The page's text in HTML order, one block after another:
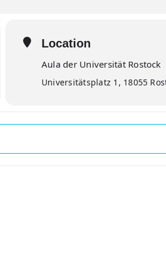
Location
Aula der Universität Rostock
Universitätsplatz 1, 18055
bleiben« Lesung & Gespräch im